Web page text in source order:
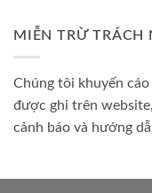
MIỄN TRỪ TRÁCH
Chúng tôi khuyến
được ghi trên
cảnh báo và hướng